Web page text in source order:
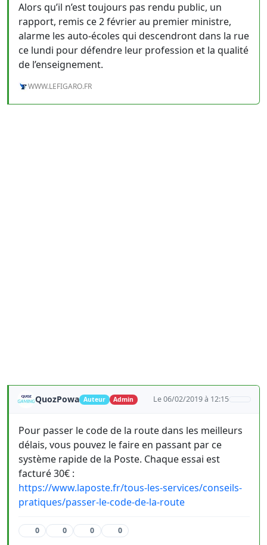
Alors qu’il n’est toujours pas rendu public, un
rapport, remis ce 2 février au premier ministre,
alarme les auto-écoles qui descendront dans la rue
ce lundi pour défendre leur profession et la qualité
de l’enseignement.
WWW.LEFIGARO.FR
QuozPowa Auteur Admin Le 06/02/2019 à 12:15
Pour passer le code de la route dans les meilleurs
délais, vous pouvez le faire en passant par ce
système rapide de la Poste. Chaque essai est
facturé 30€ :
https://www.laposte.fr/tous-les-services/conseils-
pratiques/passer-le-code-de-la-route
0 0 0 0